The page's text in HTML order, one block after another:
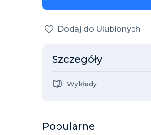
Dodaj do Ulubionych
Szczegóły
Wykłady
Popularne